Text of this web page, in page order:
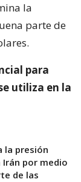
la
parte de
para
utiliza en la
la presión
por medio
de las